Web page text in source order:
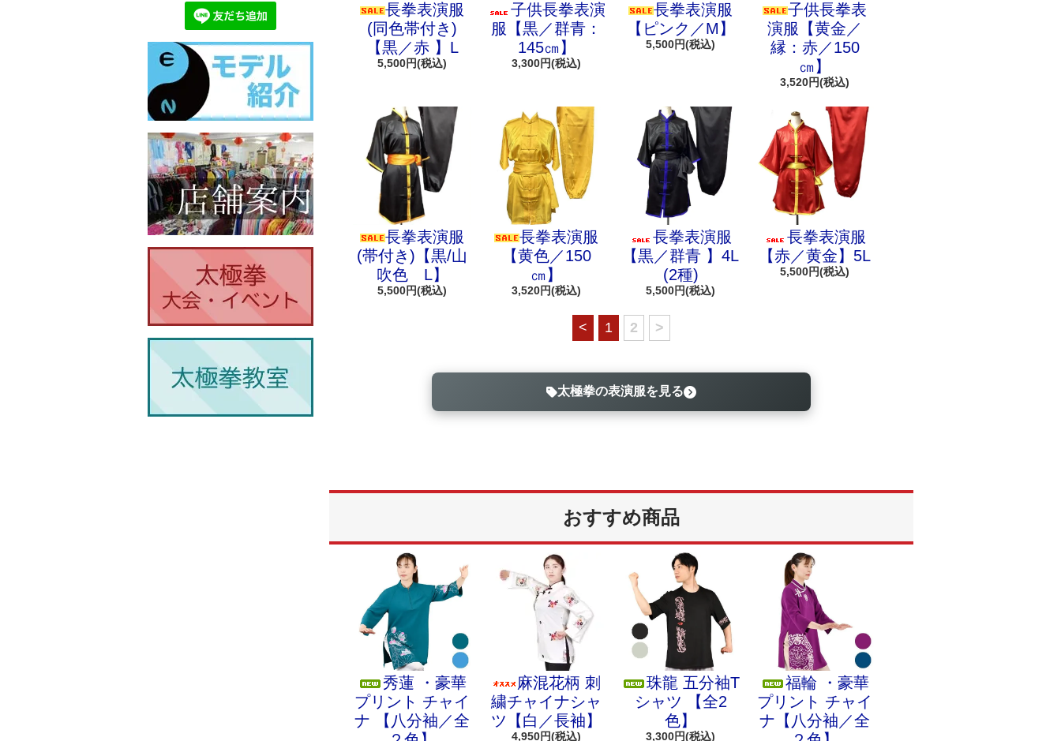
長拳表演服
(同色帯付き)
【黒／赤 】L
5,500円(税込)
子供長拳表演
服【黒／群青：
145㎝】
3,300円(税込)
長拳表演服
【ピンク／M】
5,500円(税込)
子供長拳表
演服【黄金／
縁：赤／150
㎝】
3,520円(税込)
長拳表演服
(帯付き)【黒/山
吹色 L】
5,500円(税込)
長拳表演服
【黄色／150
㎝】
3,520円(税込)
長拳表演服
【黒／群青 】4L
(2種)
5,500円(税込)
長拳表演服
【赤／黄金】5L
5,500円(税込)
< 1 2 >
太極拳の表演服を見る
おすすめ商品
秀蓮 ・豪華
プリント チャイ
ナ 【八分袖／全
麻混花柄 刺
繍チャイナシャ
ツ【白／長袖】
4,950円(税込)
珠龍 五分袖T
シャツ 【全2
色】
3,300円(税込)
福輪 ・豪華
プリント チャイ
ナ【八分袖／全